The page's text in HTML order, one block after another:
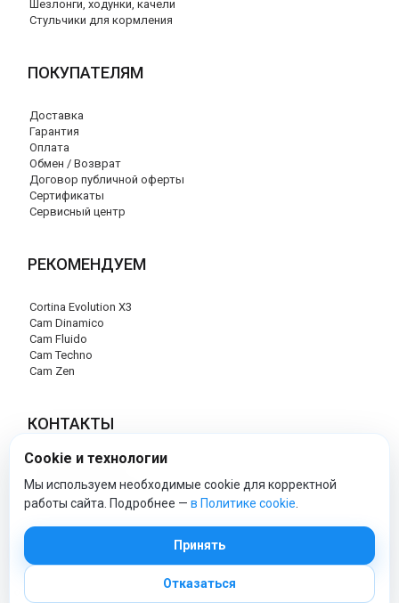
Шезлонги, ходунки, качели
Стульчики для кормления
ПОКУПАТЕЛЯМ
Доставка
Гарантия
Оплата
Обмен / Возврат
Договор публичной оферты
Сертификаты
Сервисный центр
РЕКОМЕНДУЕМ
Cortina Evolution X3
Cam Dinamico
Cam Fluido
Cam Techno
Cam Zen
КОНТАКТЫ
+7 (495) 120-29-85
info@cam-official-store.ru
© 2026 cam-official-store.ru
Cookie и технологии
Мы используем необходимые cookie для корректной
работы сайта. Подробнее — в Политике cookie
Принять
Отказаться